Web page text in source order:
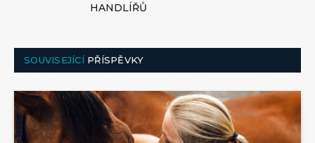
HANDLÍŘŮ
SOUVISEJÍCÍPŘÍSPĚVKY